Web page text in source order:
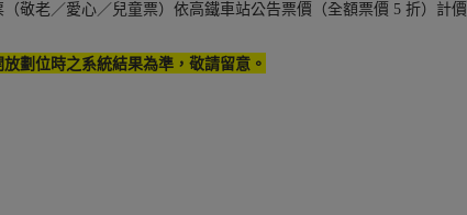
敬老／愛心／兒童票）依高鐵車站公告票價（全額票價 5 折）計
劃位時之系統結果為準，敬請留意。